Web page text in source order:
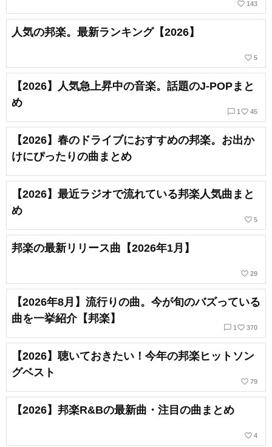
favorite_border 143
人気の邦楽。最新ランキング【2026】
favorite_border 5
【2026】人気急上昇中の音楽。話題のJ-POPまと
め
chat_bubble_outline 1 favorite_border 45
【2026】春のドライブにおすすめの邦楽。お出か
けにぴったりの曲まとめ
【2026】最近ラジオで流れている邦楽人気曲まと
め
favorite_border 5
邦楽の最新リリース曲【2026年1月】
favorite_border 29
【2026年8月】流行りの曲。今が旬のバズっている
曲を一挙紹介【邦楽】
chat_bubble_outline 1 favorite_border 370
【2026】聴いておきたい！今年の邦楽ヒットソン
グベスト
favorite_border 79
【2026】邦楽R&Bの最新曲・注目の曲まとめ
favorite_border 4